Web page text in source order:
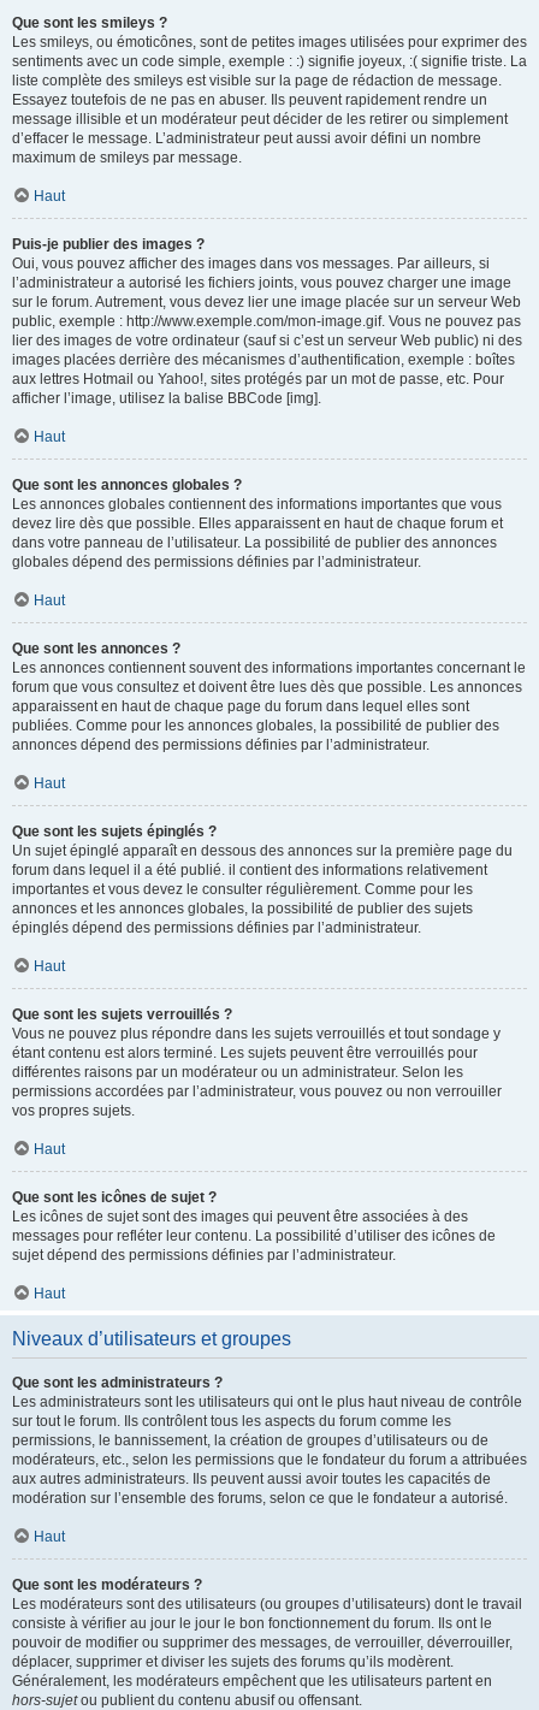
Que sont les smileys ?
Les smileys, ou émoticônes, sont de petites images utilisées pour exprimer des
sentiments avec un code simple, exemple : :) signifie joyeux, :( signifie triste. La
liste complète des smileys est visible sur la page de rédaction de message.
Essayez toutefois de ne pas en abuser. Ils peuvent rapidement rendre un
message illisible et un modérateur peut décider de les retirer ou simplement
d’effacer le message. L’administrateur peut aussi avoir défini un nombre
maximum de smileys par message.
Haut
Puis-je publier des images ?
Oui, vous pouvez afficher des images dans vos messages. Par ailleurs, si
l’administrateur a autorisé les fichiers joints, vous pouvez charger une image
sur le forum. Autrement, vous devez lier une image placée sur un serveur Web
public, exemple : http://www.exemple.com/mon-image.gif. Vous ne pouvez pas
lier des images de votre ordinateur (sauf si c’est un serveur Web public) ni des
images placées derrière des mécanismes d’authentification, exemple : boîtes
aux lettres Hotmail ou Yahoo!, sites protégés par un mot de passe, etc. Pour
afficher l’image, utilisez la balise BBCode [img].
Haut
Que sont les annonces globales ?
Les annonces globales contiennent des informations importantes que vous
devez lire dès que possible. Elles apparaissent en haut de chaque forum et
dans votre panneau de l’utilisateur. La possibilité de publier des annonces
globales dépend des permissions définies par l’administrateur.
Haut
Que sont les annonces ?
Les annonces contiennent souvent des informations importantes concernant le
forum que vous consultez et doivent être lues dès que possible. Les annonces
apparaissent en haut de chaque page du forum dans lequel elles sont
publiées. Comme pour les annonces globales, la possibilité de publier des
annonces dépend des permissions définies par l’administrateur.
Haut
Que sont les sujets épinglés ?
Un sujet épinglé apparaît en dessous des annonces sur la première page du
forum dans lequel il a été publié. il contient des informations relativement
importantes et vous devez le consulter régulièrement. Comme pour les
annonces et les annonces globales, la possibilité de publier des sujets
épinglés dépend des permissions définies par l’administrateur.
Haut
Que sont les sujets verrouillés ?
Vous ne pouvez plus répondre dans les sujets verrouillés et tout sondage y
étant contenu est alors terminé. Les sujets peuvent être verrouillés pour
différentes raisons par un modérateur ou un administrateur. Selon les
permissions accordées par l’administrateur, vous pouvez ou non verrouiller
vos propres sujets.
Haut
Que sont les icônes de sujet ?
Les icônes de sujet sont des images qui peuvent être associées à des
messages pour refléter leur contenu. La possibilité d’utiliser des icônes de
sujet dépend des permissions définies par l’administrateur.
Haut
Niveaux d’utilisateurs et groupes
Que sont les administrateurs ?
Les administrateurs sont les utilisateurs qui ont le plus haut niveau de contrôle
sur tout le forum. Ils contrôlent tous les aspects du forum comme les
permissions, le bannissement, la création de groupes d’utilisateurs ou de
modérateurs, etc., selon les permissions que le fondateur du forum a attribuées
aux autres administrateurs. Ils peuvent aussi avoir toutes les capacités de
modération sur l’ensemble des forums, selon ce que le fondateur a autorisé.
Haut
Que sont les modérateurs ?
Les modérateurs sont des utilisateurs (ou groupes d’utilisateurs) dont le travail
consiste à vérifier au jour le jour le bon fonctionnement du forum. Ils ont le
pouvoir de modifier ou supprimer des messages, de verrouiller, déverrouiller,
déplacer, supprimer et diviser les sujets des forums qu’ils modèrent.
Généralement, les modérateurs empêchent que les utilisateurs partent en
hors-sujetou publient du contenu abusif ou offensant.